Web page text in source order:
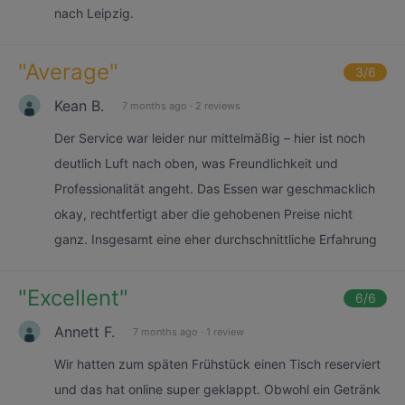
nach Leipzig.
"Average" 3/6
Kean B. 7 months ago · 2 reviews
Der Service war leider nur mittelmäßig – hier ist noch
deutlich Luft nach oben, was Freundlichkeit und
Professionalität angeht. Das Essen war geschmacklich
okay, rechtfertigt aber die gehobenen Preise nicht
ganz. Insgesamt eine eher durchschnittliche Erfahrung
"Excellent" 6/6
Annett F. 7 months ago · 1 review
Wir hatten zum späten Frühstück einen Tisch reserviert
und das hat online super geklappt. Obwohl ein Getränk